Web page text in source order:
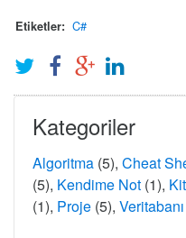
Etiketler: C#
Kategoriler
Algoritma (5), Cheat
(5), Kendime Not (1),
(1), Proje (5), Veritabanı